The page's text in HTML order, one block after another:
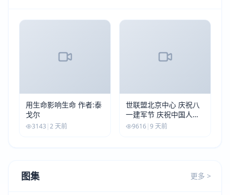
用生命影响生命 作者:泰
戈尔
3143 |2 天前
世联盟北京中心 庆祝八
一建军节 庆祝中国人民
解放军建军99周年
9616|9 天前
图集 更多 >